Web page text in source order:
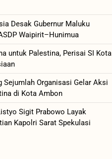
Desak Gubernur Maluku
Waipirit–Hunimua
untuk Palestina, Perisai SI Kota
Sejumlah Organisasi Gelar Aksi
di Kota Ambon
Sigit Prabowo Layak
Kapolri Sarat Spekulasi